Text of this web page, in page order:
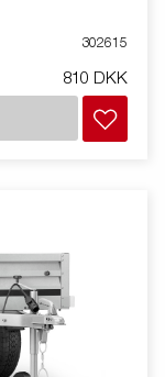
302615
810 DKK